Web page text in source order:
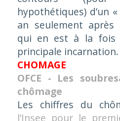
hypothétiques) d’un
an seulement après
qui en est à la fois
principale incarnation.
CHOMAGE
OFCE - Les
chômage
Les chiffres du
l’Insee pour le